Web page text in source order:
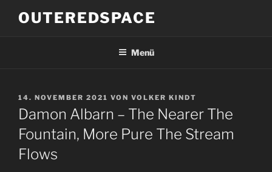
InhaltOUTEREDSPACE
Menü
VERÖFFENTLICHT
AM
14. NOVEMBER 2021 VON VOLKER KINDT
Damon Albarn – The Nearer The
Fountain, More Pure The Stream
Flows